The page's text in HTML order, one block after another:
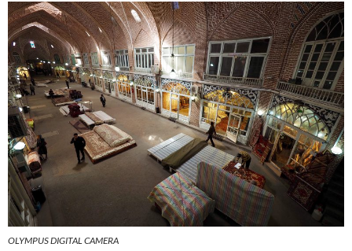
OLYMPUS DIGITAL CAMERA